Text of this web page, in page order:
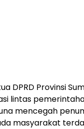
DPRD Provinsi
lintas
mencegah
masyarakat